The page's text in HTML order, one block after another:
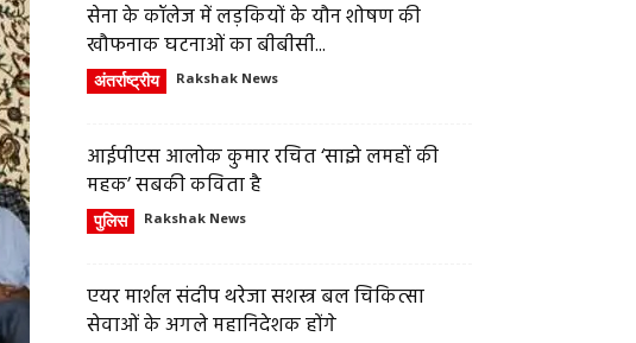
सेना के कॉलेज में लड़कियों के यौन शोषण की
खौफनाक घटनाओं का बीबीसी...
अंतर्राष्ट्रीय Rakshak News
आईपीएस आलोक कुमार रचित ‘साझे लमहों की
महक’ सबकी कविता है
पुलिस Rakshak News
एयर मार्शल संदीप थरेजा सशस्त्र बल चिकित्सा
सेवाओं के अगले महानिदेशक होंगे